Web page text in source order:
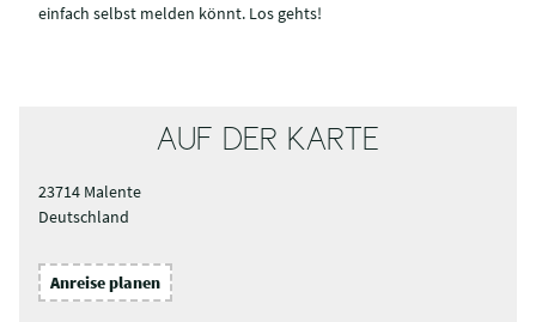
einfach selbst melden könnt. Los gehts!
AUF DER KARTE
23714 Malente
Deutschland
Anreise planen